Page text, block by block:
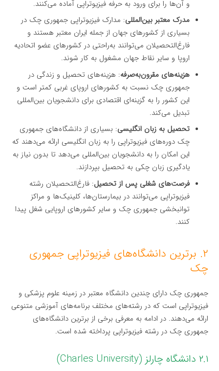
و آن‌ها را برای ورود به حرفه فیزیوتراپی آماده می‌کنند.
مدرک معتبر بین‌المللی: مدارک فیزیوتراپی جمهوری چک در
بسیاری از کشورهای جهان از جمله ایران معتبر هستند و
فارغ‌التحصیلان می‌توانند به‌راحتی در کشورهای عضو اتحادیه
اروپا و سایر نقاط جهان مشغول به کار شوند.
هزینه‌های مقرون‌به‌صرفه: هزینه‌های تحصیل و زندگی در
جمهوری چک نسبت به کشورهای اروپای غربی کمتر است و
این کشور را به گزینه‌ای اقتصادی برای دانشجویان بین‌المللی
تبدیل می‌کند.
تحصیل به زبان انگلیسی: بسیاری از دانشگاه‌های جمهوری
چک دوره‌های فیزیوتراپی را به زبان انگلیسی ارائه می‌دهند که
این امکان را به دانشجویان بین‌المللی می‌دهد تا بدون نیاز به
یادگیری زبان چکی به تحصیل بپردازند.
فرصت‌های شغلی پس از تحصیل: فارغ‌التحصیلان رشته
فیزیوتراپی می‌توانند در بیمارستان‌ها، کلینیک‌ها و مراکز
توانبخشی جمهوری چک و سایر کشورهای اروپایی شغل پیدا
کنند.
۲. برترین دانشگاه‌های فیزیوتراپی جمهوری
چک
جمهوری چک دارای چندین دانشگاه معتبر در زمینه علوم پزشکی و
فیزیوتراپی است که در رشته‌های مختلف برنامه‌های آموزشی متنوعی
ارائه می‌دهند. در ادامه به معرفی برخی از برترین دانشگاه‌های
جمهوری چک در رشته فیزیوتراپی پرداخته شده است.
۲.۱ دانشگاه چارلز (Charles University)